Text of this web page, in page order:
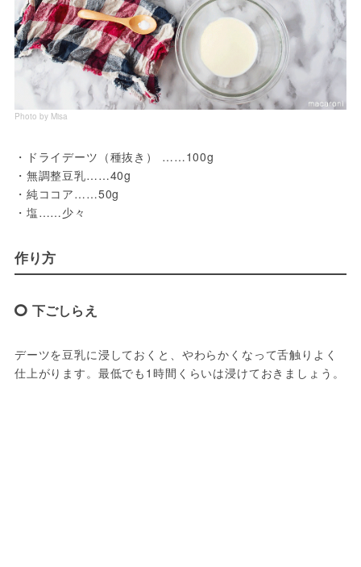
Photo by Misa
・ドライデーツ（種抜き） ……100g
・無調整豆乳……40g
・純ココア……50g
・塩……少々
作り方
下ごしらえ
デーツを豆乳に浸しておくと、やわらかくなって舌触りよく
仕上がります。最低でも1時間くらいは浸けておきましょう。